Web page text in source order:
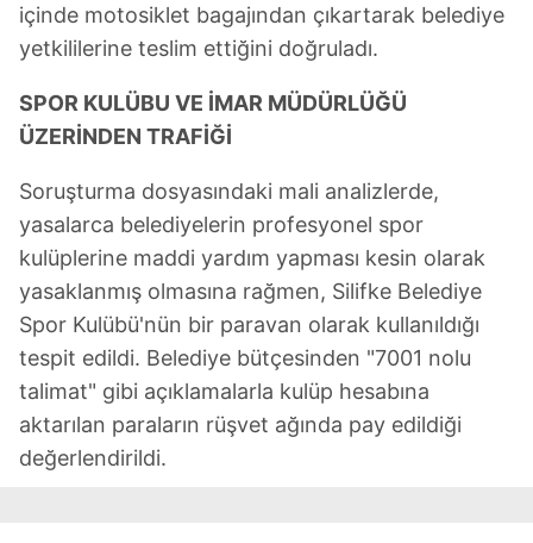
içinde motosiklet bagajından çıkartarak belediye
yetkililerine teslim ettiğini doğruladı.
SPOR KULÜBU VE İMAR MÜDÜRLÜĞÜ
ÜZERİNDEN TRAFİĞİ
Soruşturma dosyasındaki mali analizlerde,
yasalarca belediyelerin profesyonel spor
kulüplerine maddi yardım yapması kesin olarak
yasaklanmış olmasına rağmen, Silifke Belediye
Spor Kulübü'nün bir paravan olarak kullanıldığı
tespit edildi. Belediye bütçesinden "7001 nolu
talimat" gibi açıklamalarla kulüp hesabına
aktarılan paraların rüşvet ağında pay edildiği
değerlendirildi.